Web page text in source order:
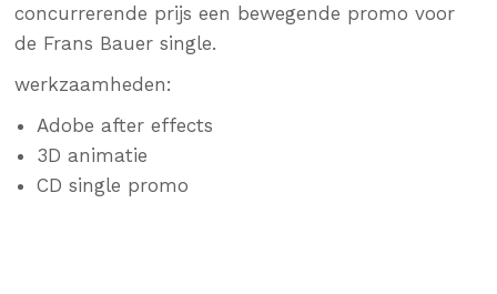
concurrerende prijs een bewegende promo voor
de Frans Bauer single.
werkzaamheden:
Adobe after effects
3D animatie
CD single promo